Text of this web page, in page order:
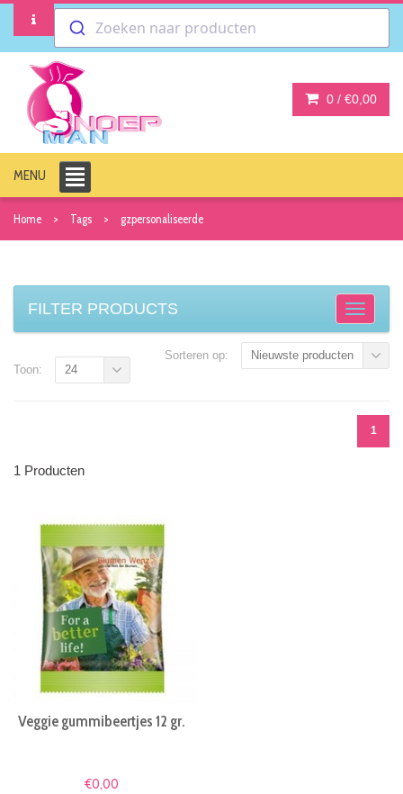
Zoeken naar producten
0 / €0,00
MENU
Home Tags gzpersonaliseerde
FILTER PRODUCTS
Sorteren op: Nieuwste producten
1
Toon: 24
1 Producten
Veggie gummibeertjes 12 gr.
€0,00